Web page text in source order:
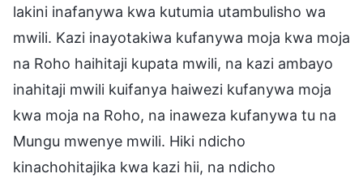
lakini inafanywa kwa kutumia utambulisho wa
mwili. Kazi inayotakiwa kufanywa moja kwa moja
na Roho haihitaji kupata mwili, na kazi ambayo
inahitaji mwili kuifanya haiwezi kufanywa moja
kwa moja na Roho, na inaweza kufanywa tu na
Mungu mwenye mwili. Hiki ndicho
kinachohitajika kwa kazi hii, na ndicho